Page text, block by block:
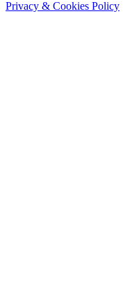
Privacy & Cookies Policy